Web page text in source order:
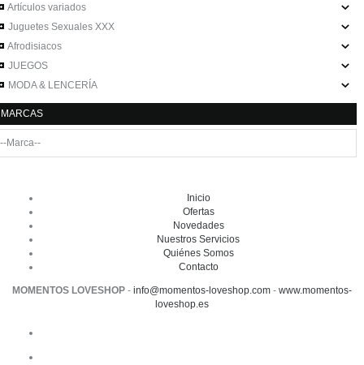
Artículos variados
Juguetes Sexuales XXX
Afrodisiacos
JUEGOS
MODA & LENCERÍA
MARCAS
Inicio
Ofertas
Novedades
Nuestros Servicios
Quiénes Somos
Contacto
MOMENTOS LOVESHOP - info@momentos-loveshop.com - www.momentos-
loveshop.es